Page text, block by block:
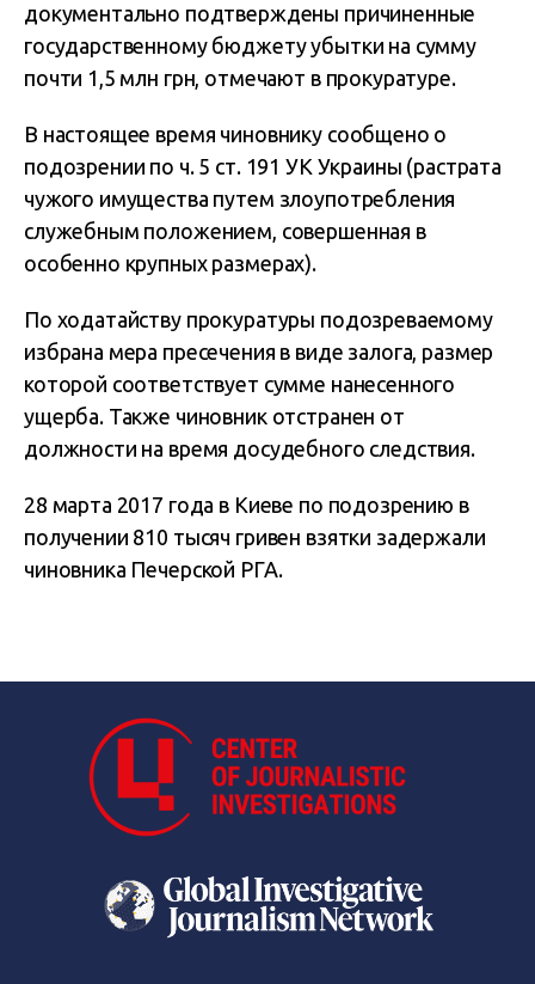
документально подтверждены причиненные
государственному бюджету убытки на сумму
почти 1,5 млн грн, отмечают в прокуратуре.
В настоящее время чиновнику сообщено о
подозрении по ч. 5 ст. 191 УК Украины (растрата
чужого имущества путем злоупотребления
служебным положением, совершенная в
особенно крупных размерах).
По ходатайству прокуратуры подозреваемому
избрана мера пресечения в виде залога, размер
которой соответствует сумме нанесенного
ущерба. Также чиновник отстранен от
должности на время досудебного следствия.
28 марта 2017 года в Киеве по подозрению в
получении 810 тысяч гривен взятки задержали
чиновника Печерской РГА.